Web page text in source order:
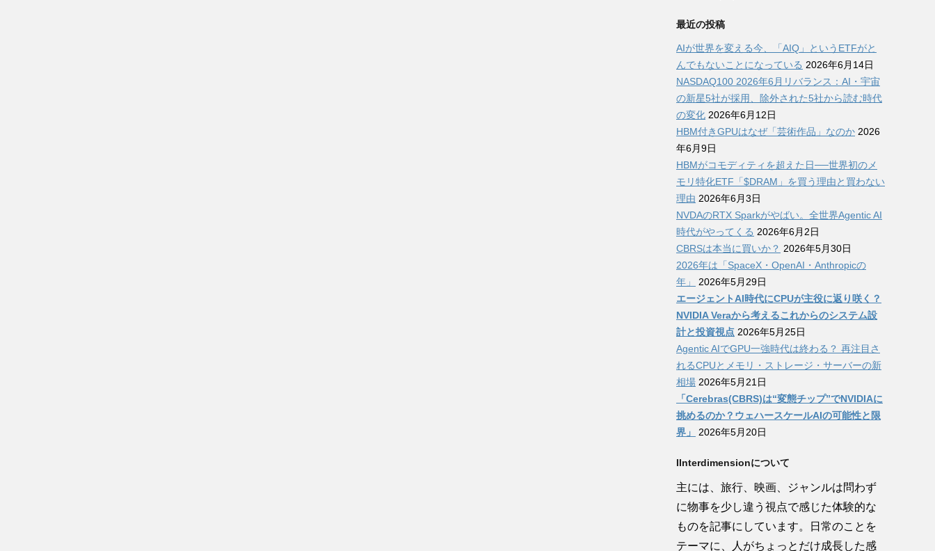
最近の投稿
AIが世界を変える今、「AIQ」というETFがと
んでもないことになっている 2026年6月14日
NASDAQ100 2026年6月リバランス：AI・宇宙
の新星5社が採用、除外された5社から読む時代
の変化 2026年6月12日
HBM付きGPUはなぜ「芸術作品」なのか 2026
年6月9日
HBMがコモディティを超えた日──世界初のメ
モリ特化ETF「$DRAM」を買う理由と買わない
理由 2026年6月3日
NVDAのRTX Sparkがやばい。全世界Agentic AI
時代がやってくる 2026年6月2日
CBRSは本当に買いか？ 2026年5月30日
2026年は「SpaceX・OpenAI・Anthropicの
年」
2026年5月29日
エージェントAI時代にCPUが主役に返り咲く？
NVIDIA Veraから考えるこれからのシステム設
計と投資視点 2026年5月25日
Agentic AIでGPU一強時代は終わる？ 再注目さ
れるCPUとメモリ・ストレージ・サーバーの新
相場 2026年5月21日
「Cerebras(CBRS)は“変態チップ”でNVIDIAに
挑めるのか？ウェハースケールAIの可能性と限
界」
2026年5月20日
IInterdimensionについて
主には、旅行、映画、ジャンルは問わず
に物事を少し違う視点で感じた体験的な
ものを記事にしています。日常のことを
テーマに、人がちょっとだけ成長した感